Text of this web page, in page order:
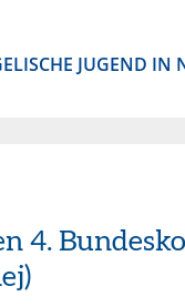
JUGEND IN
4.